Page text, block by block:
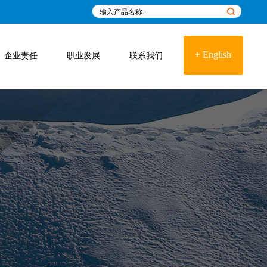
+ English
企业责任 职业发展 联系我们